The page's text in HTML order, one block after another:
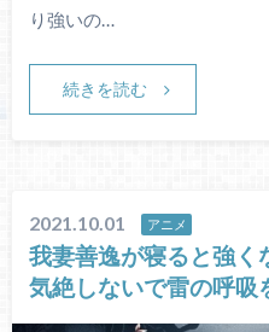
り強いの…
続きを読む
2021.10.01 アニメ
我妻善逸が寝ると強く
気絶しないで雷の呼吸